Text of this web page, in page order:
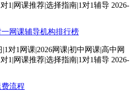
1|网课推荐|选择指南|1对1辅导 2026-
网课辅导机构排行榜
对1网课|2026网课|初中网课|高中网
1|网课推荐|选择指南|1对1辅导 2026-
流程